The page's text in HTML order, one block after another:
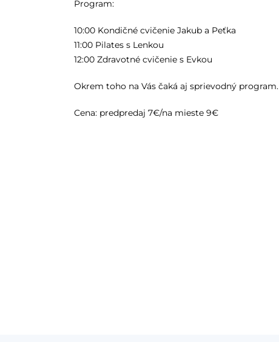
Program:
10:00 Kondičné cvičenie Jakub a Peťka
11:00 Pilates s Lenkou
12:00 Zdravotné cvičenie s Evkou
Okrem toho na Vás čaká aj sprievodný program.
Cena: predpredaj 7€/na mieste 9€